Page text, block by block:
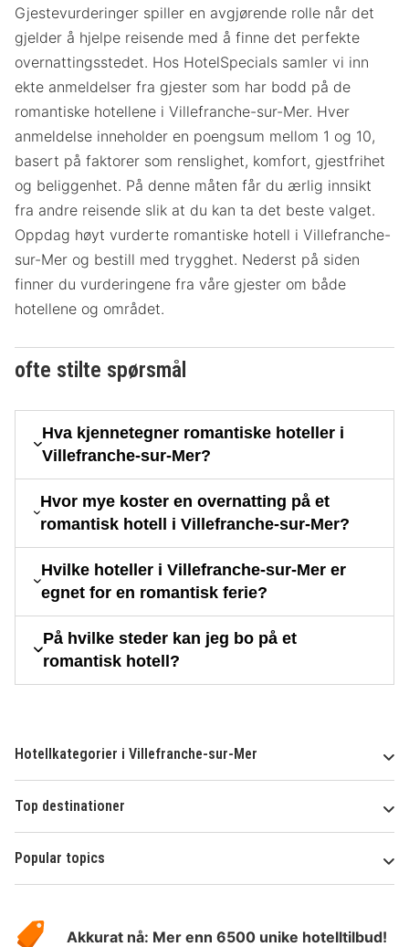
Gjestevurderinger spiller en avgjørende rolle når det
gjelder å hjelpe reisende med å finne det perfekte
overnattingsstedet. Hos HotelSpecials samler vi inn
ekte anmeldelser fra gjester som har bodd på de
romantiske hotellene i Villefranche-sur-Mer. Hver
anmeldelse inneholder en poengsum mellom 1 og 10,
basert på faktorer som renslighet, komfort, gjestfrihet
og beliggenhet. På denne måten får du ærlig innsikt
fra andre reisende slik at du kan ta det beste valget.
Oppdag høyt vurderte romantiske hotell i Villefranche-
sur-Mer og bestill med trygghet. Nederst på siden
finner du vurderingene fra våre gjester om både
hotellene og området.
ofte stilte spørsmål
Hva kjennetegner romantiske hoteller i
Villefranche-sur-Mer?
Hvor mye koster en overnatting på et
romantisk hotell i Villefranche-sur-Mer?
Hvilke hoteller i Villefranche-sur-Mer er
egnet for en romantisk ferie?
På hvilke steder kan jeg bo på et
romantisk hotell?
Hotellkategorier i Villefranche-sur-Mer
Top destinationer
Popular topics
Hotelspecials
Akkurat nå: Mer enn 6500 unike hotelltilbud!